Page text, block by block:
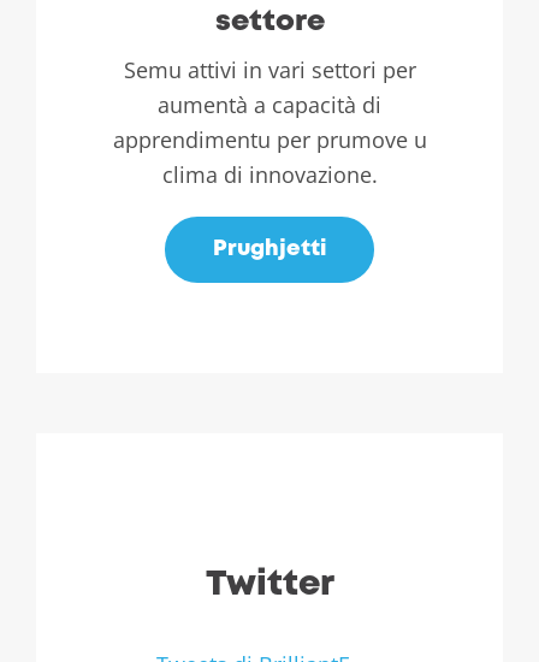
settore
Semu attivi in ​​vari settori per
aumentà a capacità di
apprendimentu per prumove u
clima di innovazione.
Prughjetti
Twitter